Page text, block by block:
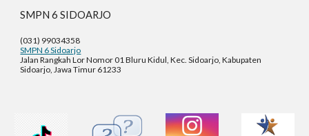
SMPN 6 SIDOARJO
(031) 99034358
SMPN 6 Sidoarjo
Jalan Rangkah Lor Nomor 01 Bluru Kidul, Kec. Sidoarjo, Kabupaten
Sidoarjo, Jawa Timur 61233